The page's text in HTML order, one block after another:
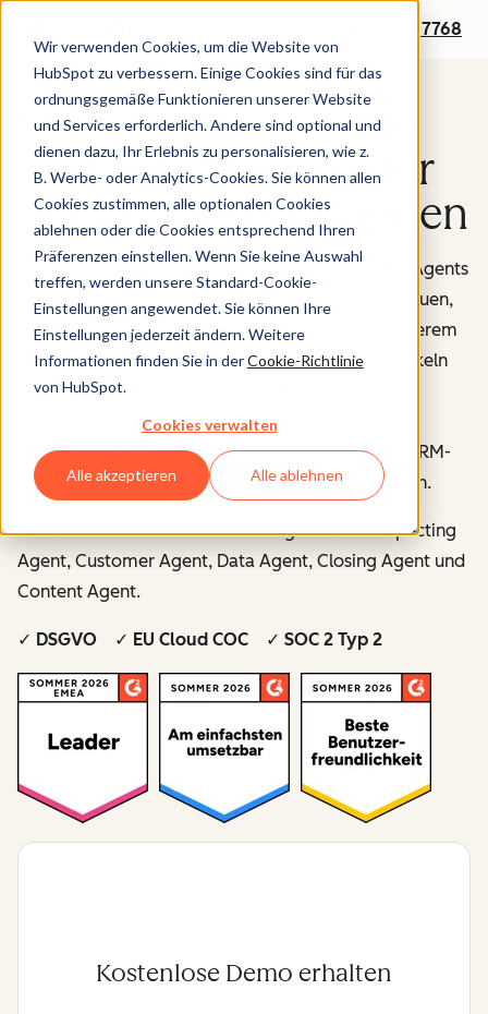
Wir verwenden Cookies, um die Website von
HubSpot zu verbessern. Einige Cookies sind für das
ordnungsgemäße Funktionieren unserer Website
und Services erforderlich. Andere sind optional und
dienen dazu, Ihr Erlebnis zu personalisieren, wie z.
B. Werbe- oder Analytics-Cookies. Sie können allen
Cookies zustimmen, alle optionalen Cookies
ablehnen oder die Cookies entsprechend Ihren
Präferenzen einstellen. Wenn Sie keine Auswahl
treffen, werden unsere Standard-Cookie-
Einstellungen angewendet. Sie können Ihre
Einstellungen jederzeit ändern. Weitere
Informationen finden Sie in derCookie-Richtlinie
von HubSpot.
Cookies verwalten
Alle akzeptieren Alle ablehnen
+1 888 482 7768
Vereinbaren Sie eine
kostenlose Demo der
Agent Hub-Funktionen
Agent Hub ist Ihre zentrale Schaltzentrale, um KI-Agents
über Ihre gesamte GTM-Strategie hinweg aufzubauen,
zu verwalten und einzusetzen. Wählen Sie aus unserem
Marketplace vorgefertigter Agents – oder entwickeln
Sie individuelle, die exakt auf Ihr Unternehmen
zugeschnitten sind. Ob vorgefertigt oder
maßgeschneidert: Alle Agents werden von Ihren CRM-
Daten gespeist – für Ergebnisse, die wirklich zählen.
Zu denbeliebtesten Funktionengehören Prospecting
Agent, Customer Agent, Data Agent, Closing Agent und
Content Agent.
✓ DSGVO ✓ EU Cloud COC ✓ SOC 2 Typ 2
Kostenlose Demo erhalten